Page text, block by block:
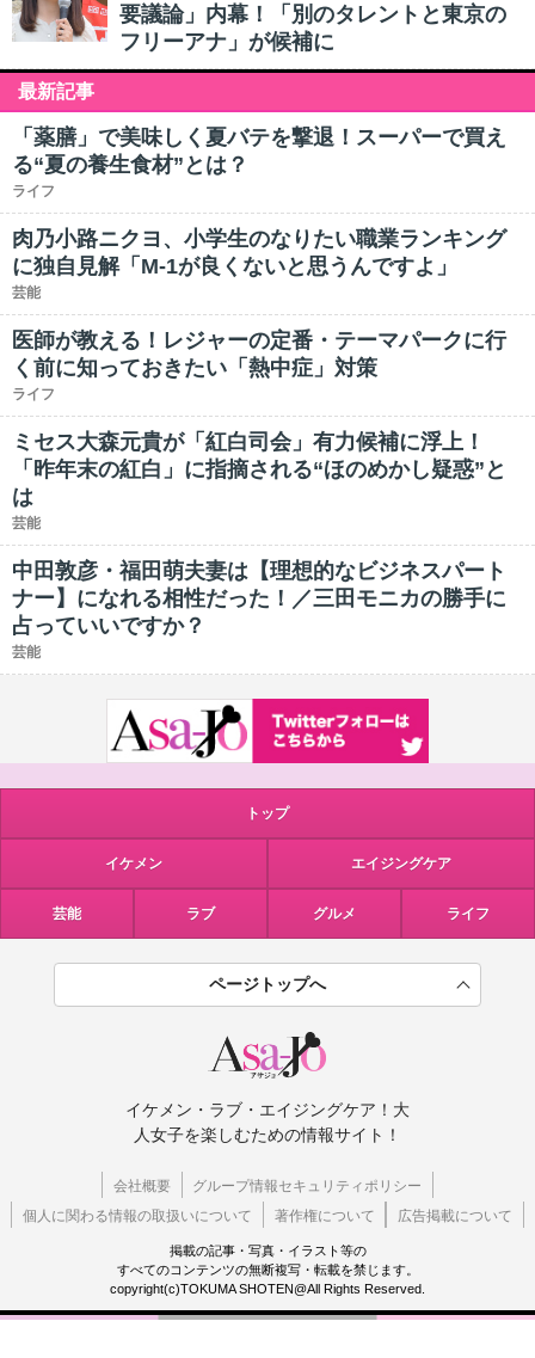
要議論」内幕！「別のタレントと東京の
フリーアナ」が候補に
最新記事
「薬膳」で美味しく夏バテを撃退！スーパーで買え
る“夏の養生食材”とは？
ライフ
肉乃小路ニクヨ、小学生のなりたい職業ランキング
に独自見解「M-1が良くないと思うんですよ」
芸能
医師が教える！レジャーの定番・テーマパークに行
く前に知っておきたい「熱中症」対策
ライフ
ミセス大森元貴が「紅白司会」有力候補に浮上！
「昨年末の紅白」に指摘される“ほのめかし疑惑”と
は
芸能
中田敦彦・福田萌夫妻は【理想的なビジネスパート
ナー】になれる相性だった！／三田モニカの勝手に
占っていいですか？
芸能
トップ
イケメン エイジングケア
芸能 ラブ グルメ ライフ
ページトップへ
イケメン・ラブ・エイジングケア！大
人女子を楽しむための情報サイト！
会社概要
グループ情報セキュリティポリシー
個人に関わる情報の取扱いについて
著作権について 広告掲載について
掲載の記事・写真・イラスト等の
すべてのコンテンツの無断複写・転載を禁じます。
copyright(c)TOKUMA SHOTEN@All Rights Reserved.